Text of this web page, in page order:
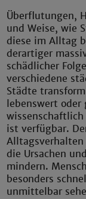
Überflutungen,
und Weise, wie
diese im Alltag
derartiger
schädlicher
verschiedene
Städte
lebenswert
ist verfügbar.
die Ursachen
mindern.
besonders
unmittelbar